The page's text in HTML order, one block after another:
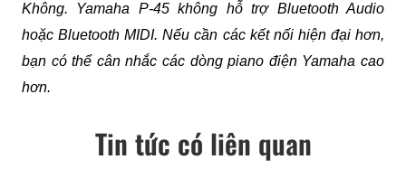
Không. Yamaha P-45 không hỗ trợ Bluetooth Audio
hoặc Bluetooth MIDI. Nếu cần các kết nối hiện đại hơn,
bạn có thể cân nhắc các dòng piano điện Yamaha cao
hơn.
Tin tức có liên quan